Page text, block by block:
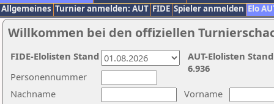
Allgemeines Turnier anmelden: AUT FIDE Spieler anmelden Elo
Willkommen bei den offiziellen
Nachname
Vorname
Personennummer
AUT-Elolisten
6.936
FIDE-Elolisten Stand